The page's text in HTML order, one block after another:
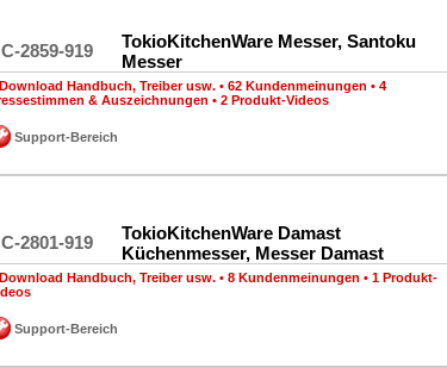
2859-919
TokioKitchenWare Messer, Santoku
Messer
Handbuch, Treiber usw. • 62 Kundenmeinungen • 4
& Auszeichnungen • 2 Produkt-Videos
Support-Bereich
2801-919
TokioKitchenWare Damast
Küchenmesser, Messer Damast
Handbuch, Treiber usw. • 8 Kundenmeinungen • 1 Produkt-
Support-Bereich